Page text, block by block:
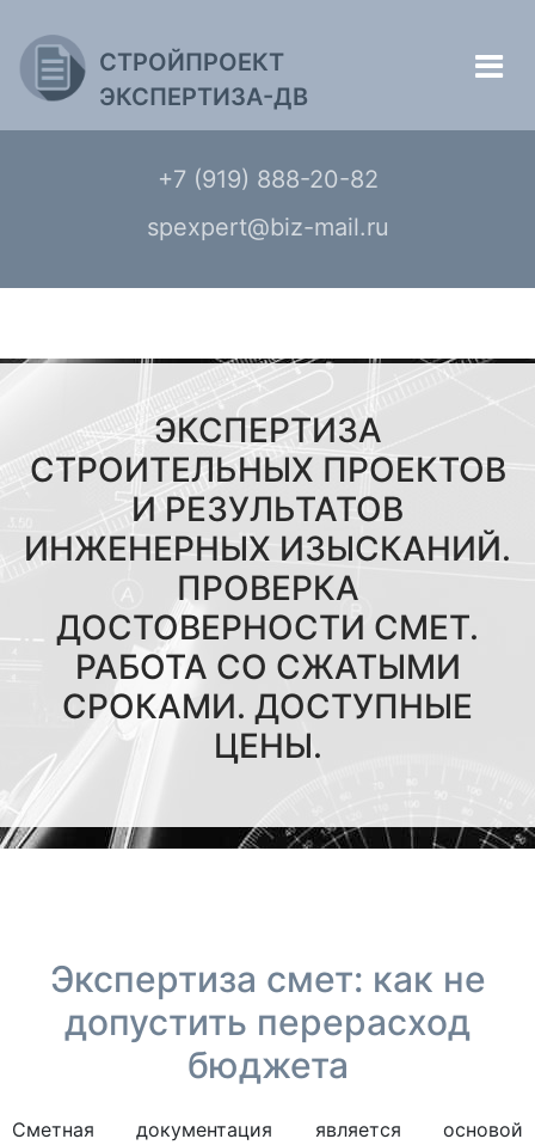
СТРОЙПРОЕКТ
ЭКСПЕРТИЗА-ДВ
+7 (919) 888-20-82
spexpert@biz-mail.ru
ЭКСПЕРТИЗА
СТРОИТЕЛЬНЫХ ПРОЕКТОВ
И РЕЗУЛЬТАТОВ
ИНЖЕНЕРНЫХ ИЗЫСКАНИЙ.
ПРОВЕРКА
ДОСТОВЕРНОСТИ СМЕТ.
РАБОТА СО СЖАТЫМИ
СРОКАМИ. ДОСТУПНЫЕ
ЦЕНЫ.
Экспертиза смет: как не
допустить перерасход
бюджета
Сметная документация является основой